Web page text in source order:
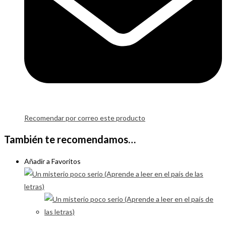
Recomendar por correo este producto
También te recomendamos…
Añadir a Favoritos